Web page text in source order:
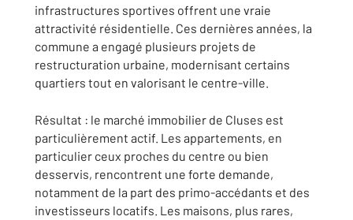
infrastructures sportives offrent une vraie
attractivité résidentielle. Ces dernières années, la
commune a engagé plusieurs projets de
restructuration urbaine, modernisant certains
quartiers tout en valorisant le centre-ville.
Résultat : le marché immobilier de Cluses est
particulièrement actif. Les appartements, en
particulier ceux proches du centre ou bien
desservis, rencontrent une forte demande,
notamment de la part des primo-accédants et des
investisseurs locatifs. Les maisons, plus rares,